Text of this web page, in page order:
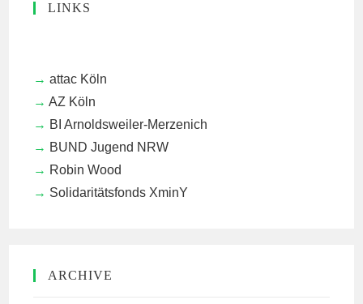
LINKS
attac Köln
AZ Köln
BI Arnoldsweiler-Merzenich
BUND Jugend NRW
Robin Wood
Solidaritätsfonds XminY
ARCHIVE